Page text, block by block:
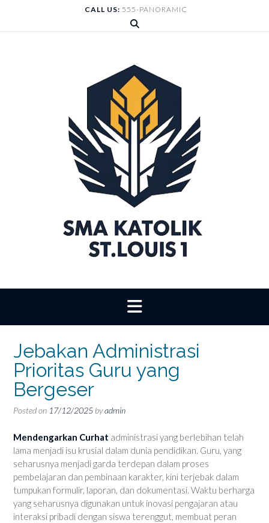
content
CALL US: 555-PANORAMIC
Jebakan Administrasi
Prioritas Guru yang
Bergeser
Posted on 17/12/2025 byadmin
Mendengarkan Curhat administrasi yang berlebihan telah
lama menjadi isu krusial dalam dunia pendidikan. Guru, yang
seharusnya menjadi garda terdepan dalam proses
pembelajaran dan pembinaan karakter, kini terjebak dalam
tumpukan formulir, laporan, dan dokumentasi. Waktu berharga
yang seharusnya digunakan untuk inovasi pengajaran atau
interaksi pribadi dengan siswa terenggut, membuat peran